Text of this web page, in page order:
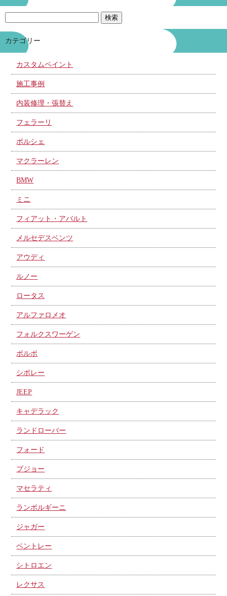
カテゴリー
カスタムペイント
施工事例
内装修理・張替え
フェラーリ
ポルシェ
マクラーレン
BMW
ミニ
フィアット・アバルト
メルセデスベンツ
アウディ
ルノー
ロータス
アルファロメオ
フォルクスワーゲン
ボルボ
シボレー
JEEP
キャデラック
ランドローバー
フォード
プジョー
マセラティ
ランボルギーニ
ジャガー
ベントレー
シトロエン
レクサス